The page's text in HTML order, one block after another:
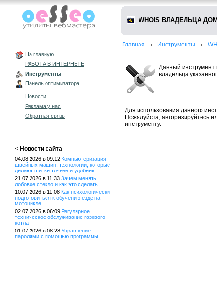
На главную
РАБОТА В ИНТЕРНЕТЕ
Инструменты
Панель оптимизатора
Новости
Реклама у нас
Обратная связь
< Новости сайта
04.08.2026 в 09:12 Компьютеризация
швейных машин: технологии, которые
делают шитьё точнее и удобнее
21.07.2026 в 11:33 Зачем менять
лобовое стекло и как это сделать
10.07.2026 в 11:08 Как психологически
подготовиться к обучению езде на
мотоцикле
02.07.2026 в 06:09 Регулярное
техническое обслуживание газового
котла
01.07.2026 в 08:28 Управление
паролями с помощью программы
WHOIS ВЛАДЕЛЬЦА
Главная Инструменты
Данный инструмент
владельца
Для использования данного
Пожалуйста, авторизируйтесь
инструменту.